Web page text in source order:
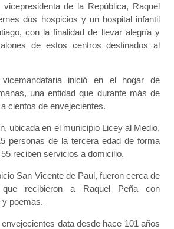
de la República, Raquel
dos hospicios y un hospital infantil
con la finalidad de llevar alegría y
de estos centros destinados al
inició en el hogar de
una entidad que durante más de
cientos de envejecientes.
ubicada en el municipio Licey al Medio,
personas de la tercera edad de forma
reciben servicios a domicilio.
San Vicente de Paul, fueron cerca de
recibieron a Raquel Peña con
poemas.
data desde hace 101 años